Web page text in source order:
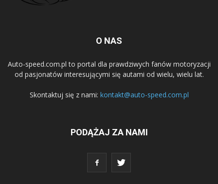
O NAS
Auto-speed.com.pl to portal dla prawdziwych fanów motoryzacji
od pasjonatów interesującymi się autami od wielu, wielu lat.
Skontaktuj się z nami: kontakt@auto-speed.com.pl
PODĄŻAJ ZA NAMI